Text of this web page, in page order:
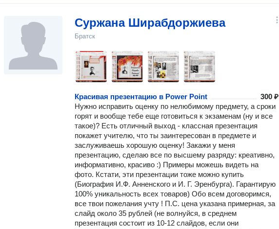
Суржана Ширабдоржиева
Братск
Красивая презентацию в Power Point
300 ₽
Нужно исправить оценку по нелюбимому предмету, а сроки
горят и вообще тебе еще готовиться к экзаменам (ну и все
такое)? Есть отличный выход - классная презентация
покажет учителю, что ты заинтересован в предмете и
заслуживаешь хорошую оценку! Закажи у меня
презентацию, сделаю все по высшему разряду: креативно,
информативно, красиво :) Примеры можешь видеть на
фото. Кстати, эти презентации тоже можно купить
(Биография И.Ф. Анненского и И. Г. Эренбурга). Гарантирую
100% уникальность всех товаров) Обо всем договоримся,
все твои пожелания учту ! П.С. цена указана примерная, за
слайд около 35 рублей (не волнуйся, в среднем
презентация состоит из 10-12 слайдов, если они